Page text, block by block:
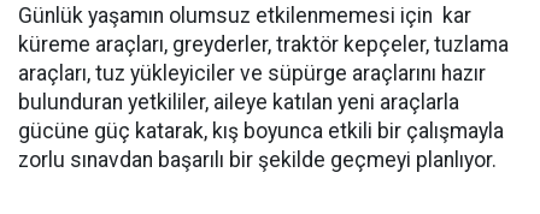
Günlük yaşamın olumsuz etkilenmemesi için kar
küreme araçları, greyderler, traktör kepçeler, tuzlama
araçları, tuz yükleyiciler ve süpürge araçlarını hazır
bulunduran yetkililer, aileye katılan yeni araçlarla
gücüne güç katarak, kış boyunca etkili bir çalışmayla
zorlu sınavdan başarılı bir şekilde geçmeyi planlıyor.